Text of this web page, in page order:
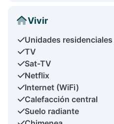
Vivir
Unidades
TV
Sat-TV
Netflix
Internet (WiFi)
Calefacción central
Suelo radiante